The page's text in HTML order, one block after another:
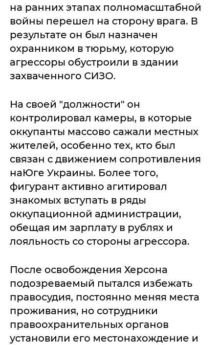
на ранних этапах полномасштабной
войны перешел на сторону врага. В
результате он был назначен
охранником в тюрьму, которую
агрессоры обустроили в здании
захваченного СИЗО.
На своей "должности" он
контролировал камеры, в которые
оккупанты массово сажали местных
жителей, особенно тех, кто был
связан с движением сопротивления
наЮге Украины. Более того,
фигурант активно агитировал
знакомых вступать в ряды
оккупационной администрации,
обещая им зарплату в рублях и
лояльность со стороны агрессора.
После освобождения Херсона
подозреваемый пытался избежать
правосудия, постоянно меняя места
проживания, но сотрудники
правоохранительных органов
установили его местонахождение и